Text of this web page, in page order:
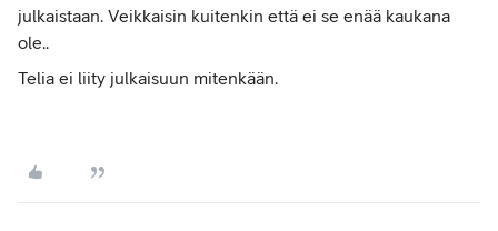
julkaistaan. Veikkaisin kuitenkin että ei se enää kaukana
ole..
Telia ei liity julkaisuun mitenkään.